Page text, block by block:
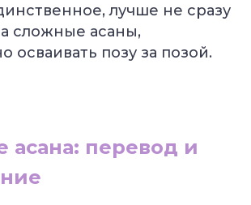
лучше не сразу
сложные асаны,
осваивать позу за позой.
асана: перевод и